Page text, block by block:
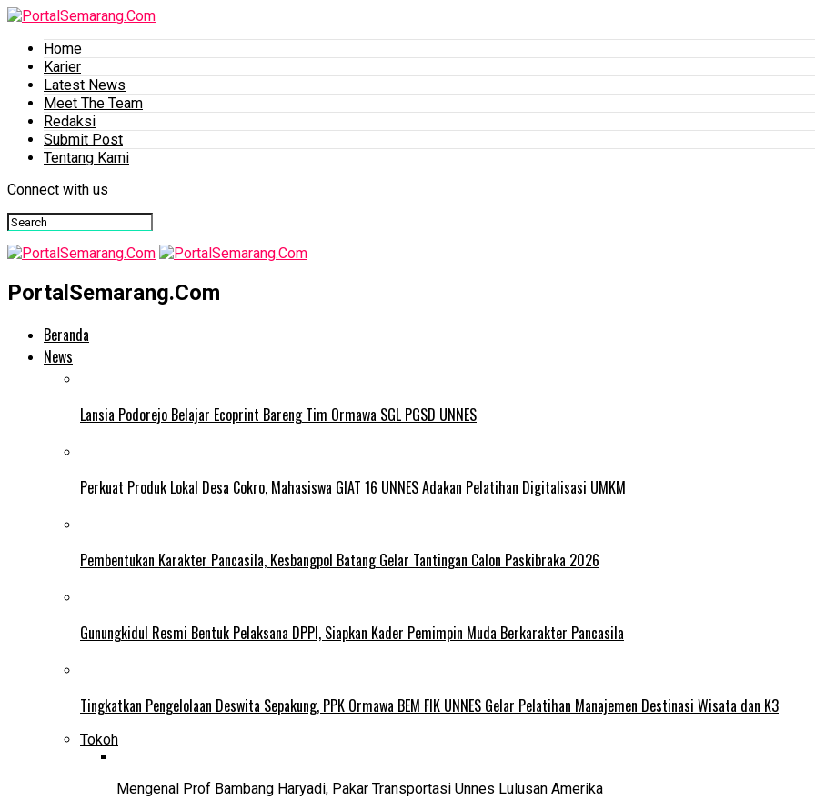
Home
Karier
Latest News
Meet The Team
Redaksi
Submit Post
Tentang Kami
Connect with us
PortalSemarang.Com
Beranda
News
Lansia Podorejo Belajar Ecoprint Bareng Tim Ormawa SGL PGSD UNNES
Perkuat Produk Lokal Desa Cokro, Mahasiswa GIAT 16 UNNES Adakan Pelatihan Digitalisasi UMKM
Pembentukan Karakter Pancasila, Kesbangpol Batang Gelar Tantingan Calon Paskibraka 2026
Gunungkidul Resmi Bentuk Pelaksana DPPI, Siapkan Kader Pemimpin Muda Berkarakter Pancasila
Tingkatkan Pengelolaan Deswita Sepakung, PPK Ormawa BEM FIK UNNES Gelar Pelatihan Manajemen Destinasi Wisata dan K3
Tokoh
Mengenal Prof Bambang Haryadi, Pakar Transportasi Unnes Lulusan Amerika